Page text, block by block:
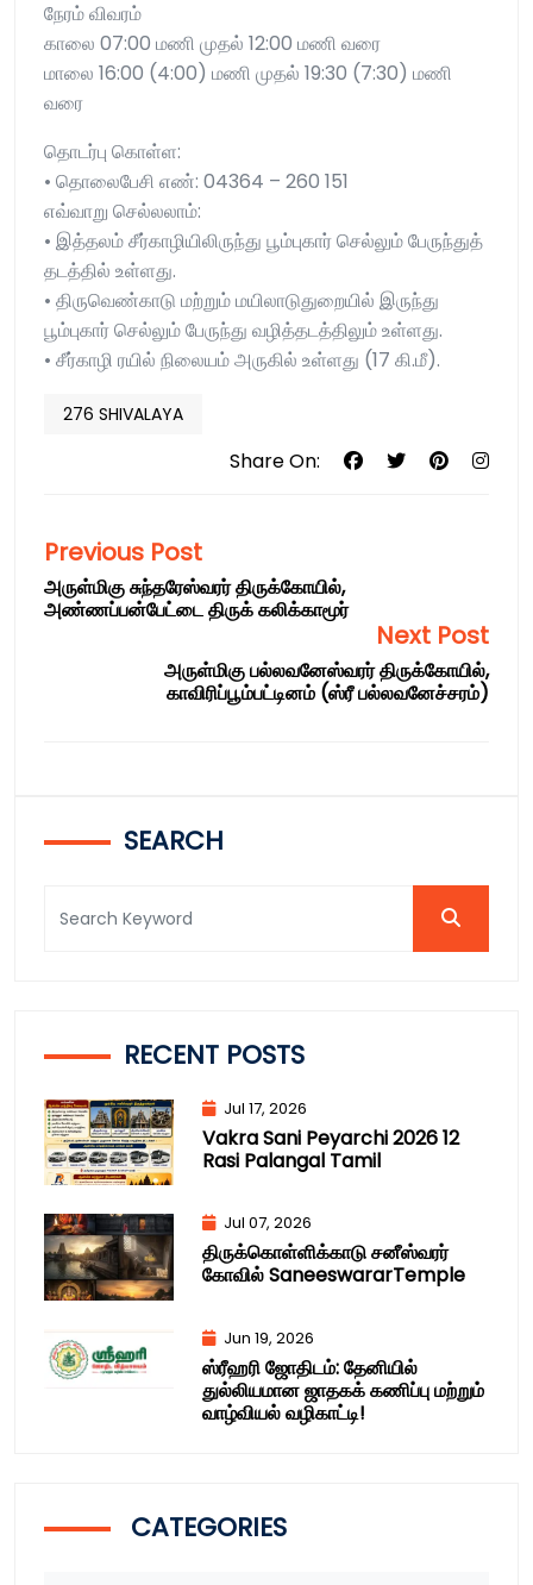
நேரம் விவரம்
காலை 07:00 மணி முதல் 12:00 மணி வரை
மாலை 16:00 (4:00) மணி முதல் 19:30 (7:30) மணி
வரை
தொடர்பு கொள்ள:
• தொலைபேசி எண்: 04364 – 260 151
எவ்வாறு செல்லலாம்:
• இத்தலம் சீர்காழியிலிருந்து பூம்புகார் செல்லும் பேருந்துத்
தடத்தில் உள்ளது.
• திருவெண்காடு மற்றும் மயிலாடுதுறையில் இருந்து
பூம்புகார் செல்லும் பேருந்து வழித்தடத்திலும் உள்ளது.
• சீர்காழி ரயில் நிலையம் அருகில் உள்ளது (17 கி.மீ).
276 SHIVALAYA
Share On:
Previous Post
அருள்மிகு சுந்தரேஸ்வரர் திருக்கோயில்,
அண்ணப்பன்பேட்டை திருக் கலிக்காமூர்
Next Post
அருள்மிகு பல்லவனேஸ்வரர் திருக்கோயில்,
காவிரிப்பூம்பட்டினம் (ஸ்ரீ பல்லவனேச்சரம்)
SEARCH
RECENT POSTS
Jul 17, 2026
Vakra Sani Peyarchi 2026 12
Rasi Palangal Tamil
Jul 07, 2026
திருக்கொள்ளிக்காடு சனீஸ்வரர்
கோவில் SaneeswararTemple
Jun 19, 2026
ஸ்ரீஹரி ஜோதிடம்: தேனியில்
துல்லியமான ஜாதகக் கணிப்பு மற்றும்
வாழ்வியல் வழிகாட்டி!
CATEGORIES